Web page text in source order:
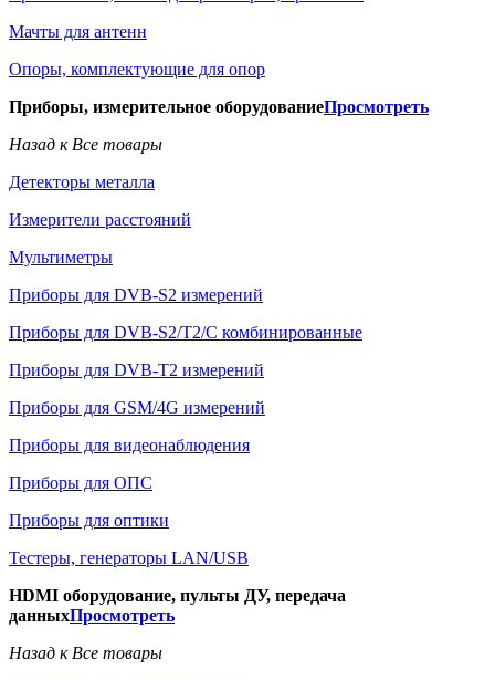
Мачты для антенн
Опоры, комплектующие для опор
Приборы, измерительное оборудованиеПросмотреть
Назад к Все товары
Детекторы металла
Измерители расстояний
Мультиметры
Приборы для DVB-S2 измерений
Приборы для DVB-S2/T2/C комбинированные
Приборы для DVB-T2 измерений
Приборы для GSM/4G измерений
Приборы для видеонаблюдения
Приборы для ОПС
Приборы для оптики
Тестеры, генераторы LAN/USB
HDMI оборудование, пульты ДУ, передача
данныхПросмотреть
Назад к Все товары